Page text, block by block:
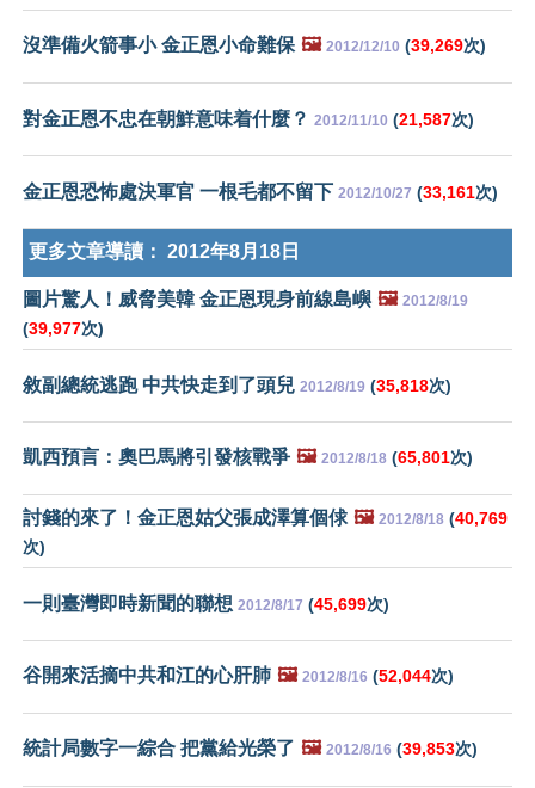
沒準備火箭事小 金正恩小命難保 🖼️ 2012/12/10 (39,269次)
對金正恩不忠在朝鮮意味着什麼？ 2012/11/10 (21,587次)
金正恩恐怖處決軍官 一根毛都不留下 2012/10/27 (33,161次)
更多文章導讀： 2012年8月18日
圖片驚人！威脅美韓 金正恩現身前線島嶼 🖼️ 2012/8/19
(39,977次)
敘副總統逃跑 中共快走到了頭兒 2012/8/19 (35,818次)
凱西預言：奧巴馬將引發核戰爭 🖼️ 2012/8/18 (65,801次)
討錢的來了！金正恩姑父張成澤算個俅 🖼️ 2012/8/18 (40,769
次)
一則臺灣即時新聞的聯想 2012/8/17 (45,699次)
谷開來活摘中共和江的心肝肺 🖼️ 2012/8/16 (52,044次)
統計局數字一綜合 把黨給光榮了 🖼️ 2012/8/16 (39,853次)